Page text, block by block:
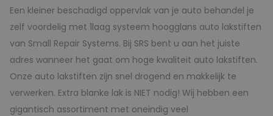
Een kleiner beschadigd oppervlak van je auto behandel je
zelf voordelig met 1laag systeem hoogglans auto lakstiften
van Small Repair Systems. Bij SRS bent u aan het juiste
adres wanneer het gaat om hoge kwaliteit auto lakstiften.
Onze auto lakstiften zijn snel drogend en makkelijk te
verwerken. Extra blanke lak is NIET nodig! Wij hebben een
gigantisch assortiment met oneindig veel